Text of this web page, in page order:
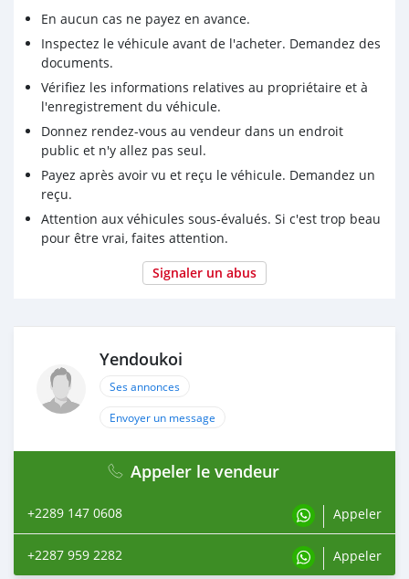
En aucun cas ne payez en avance.
Inspectez le véhicule avant de l'acheter. Demandez des
documents.
Vérifiez les informations relatives au propriétaire et à
l'enregistrement du véhicule.
Donnez rendez-vous au vendeur dans un endroit
public et n'y allez pas seul.
Payez après avoir vu et reçu le véhicule. Demandez un
reçu.
Attention aux véhicules sous-évalués. Si c'est trop beau
pour être vrai, faites attention.
Signaler un abus
Yendoukoi
Ses annonces
Envoyer un message
Appeler le vendeur
+2289 147 0608 Appeler
+2287 959 2282 Appeler